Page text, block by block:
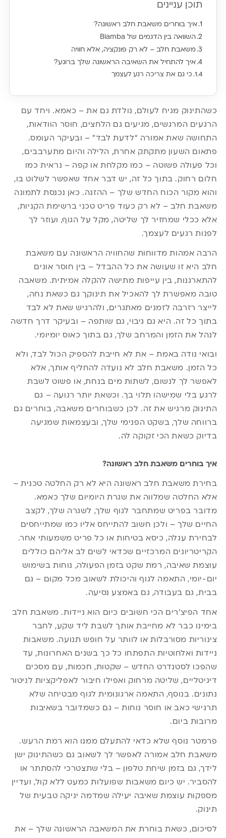
תוכן עניינים
איך בוחרים משאבת חלב ראשונה?
השוואה בין הדגמים של Biamba
משאבת חלב – לא רק פונקציה, אלא חוויה
איך להתחיל את השאיבה הראשונה שלך ברוגע?
כי גם את צריכה רגע לעצמך
כשהתינוק מגיח לעולם, נולדת גם את – כאמא. ויחד עם
הרגעים המרגשים, מגיעים גם הלחצים, חוסר הוודאות,
התחושה שאת אמורה “לדעת לבד” – ובעיקר העומס.
פתאום השעון מתקתק אחרת, הלילה והיום מתערבבים,
וכל פעולה פשוטה – כמו מקלחת או קפה – נראית כמו
חלום רחוק. בתוך כל זה, יש דבר אחד שאפשר לשלוט בו,
והוא מקור הכוח החדש שלך – ההזנה. כאן נכנסת לתמונה
משאבת חלב – לא רק כעוד פריט טכני ברשימת הקניות,
אלא ככלי שמחזיר לך שליטה, מקל על הגוף, ועוזר לך
לפנות רגעים לעצמך.
הרבה אמהות מדווחות שהחוויה הראשונה עם משאבת
חלב היא זו שעושה את כל ההבדל – בין חוסר אונים
להתארגנות, בין עייפות מתישה להקלה אמיתית. משאבה
טובה מאפשרת לך להאכיל את תינוקך גם כשאת נחה,
לייצר רזרבה לזמנים מאתגרים, ולהרגיש שאת לא לבד
בתוך כל זה. היא גם גיבוי, גם שותפה – ובעיקר דרך חדשה
לנהל את הזמן והמרחב שלך, גם בתוך כאוס יומיומי.
ובואי נודה באמת – את לא חייבת להספיק הכול לבד, ולא
כל הזמן. משאבת חלב לא נועדה להחליף אותך, אלא
לאפשר לך לנשום, לשתות מים בנחת, או פשוט לשבת
לרגע בלי שמישהו תלוי בך. וכשאת יותר רגועה – גם
התינוק מרגיש את זה. לכן כשבוחרים משאבה, בוחרים גם
ברווחה שלך, בשקט הפנימי שלך, ובעצמאות שמגיעה
בדיוק כשאת הכי זקוקה לה.
איך בוחרים משאבת חלב ראשונה?
בחירת משאבת חלב ראשונה היא לא רק החלטה טכנית –
אלא החלטה שמלווה את שגרת היומיום שלך כאמא.
מדובר בפריט שמתחבר לגוף שלך, לשגרה שלך, לקצב
החיים שלך – ולכן חשוב להתייחס אליו כמו שמתייחסים
לבחירת עגלה, כיסא בטיחות או כל פריט משמעותי אחר.
הקריטריונים המרכזיים שכדאי לשים לב אליהם כוללים
עוצמת שאיבה, רמת שקט בזמן הפעולה, נוחות בשימוש
יום-יומי, התאמה לגוף והיכולת לשאוב מכל מקום – גם
בבית, גם בעבודה, גם באמצע נסיעה.
אחד הפיצ’רים הכי חשובים כיום הוא ניידות. משאבת חלב
בימינו כבר לא מחייבת אותך לשבת ליד שקע, לחבר
צינוריות מסורבלות או לוותר על חופש תנועה. משאבות
ניידות ואלחוטיות התפתחו כל כך בשנים האחרונות, עד
שהפכו לסטנדרט החדש – שקטות, חכמות, עם מסכים
דיגיטליים, שליטה מרחוק ואפילו חיבור לאפליקציות לניטור
נתונים. בנוסף, התאמה ארגונומית לגוף מבטיחה שלא
תרגישי כאב או חוסר נוחות – גם כשמדובר בשאיבות
מרובות ביום.
פרמטר נוסף שלא כדאי להתעלם ממנו הוא רמת הרעש.
משאבת חלב אמורה לאפשר לך לשאוב גם כשהתינוק ישן
לידך, גם בזמן שיחת טלפון – בלי שתצטרכי להסתתר או
להסביר. יש כיום משאבות שפועלות כמעט ללא קול, ועדיין
מספקות עוצמת שאיבה יעילה שמדמה יניקה טבעית של
תינוק.
לסיכום, כשאת בוחרת את המשאבה הראשונה שלך – את